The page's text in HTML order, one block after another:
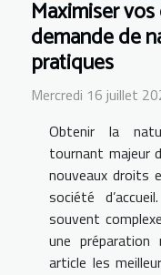
Maximiser
demande de
pratiques
Mercredi 16 juillet
Obtenir la
tournant majeur
nouveaux droits
société
souvent
une préparation
article les